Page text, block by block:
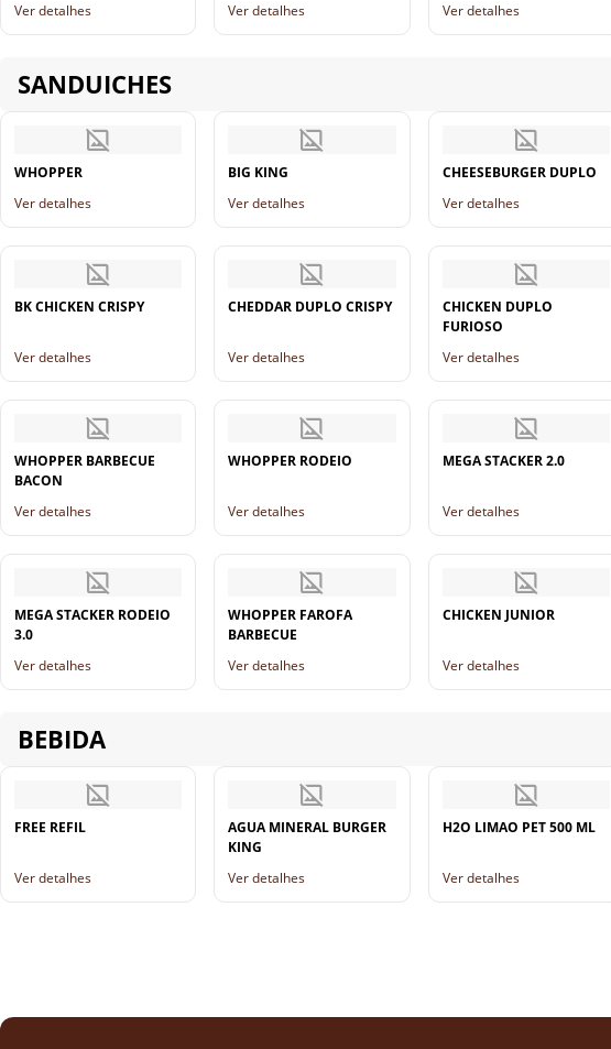
Ver detalhes
Ver detalhes
Ver detalhes
SANDUICHES
WHOPPER
Ver detalhes
BIG KING
Ver detalhes
CHEESEBURGER DUPLO
Ver detalhes
BK CHICKEN CRISPY
Ver detalhes
CHEDDAR DUPLO CRISPY
Ver detalhes
CHICKEN DUPLO
FURIOSO
Ver detalhes
WHOPPER BARBECUE
BACON
Ver detalhes
WHOPPER RODEIO
Ver detalhes
MEGA STACKER 2.0
Ver detalhes
MEGA STACKER RODEIO
3.0
Ver detalhes
WHOPPER FAROFA
BARBECUE
Ver detalhes
CHICKEN JUNIOR
Ver detalhes
BEBIDA
FREE REFIL
Ver detalhes
AGUA MINERAL BURGER
KING
Ver detalhes
H2O LIMAO PET 500 ML
Ver detalhes